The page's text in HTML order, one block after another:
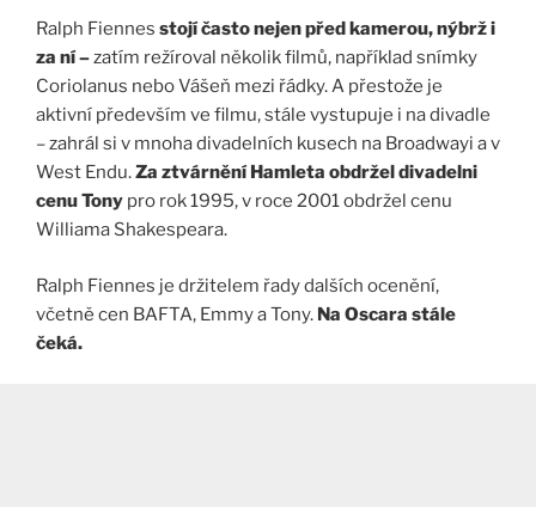
Ralph Fiennes stojí často nejen před kamerou, nýbrž i
za ní –zatím režíroval několik filmů, například snímky
Coriolanus nebo Vášeň mezi řádky. A přestože je
aktivní především ve filmu, stále vystupuje i na divadle
– zahrál si v mnoha divadelních kusech na Broadwayi a v
West Endu.Za ztvárnění Hamleta obdržel divadelni
cenu Tony pro rok 1995, v roce 2001 obdržel cenu
Williama Shakespeara.
Ralph Fiennes je držitelem řady dalších ocenění,
včetně cen BAFTA, Emmy a Tony. Na Oscara stále
čeká.